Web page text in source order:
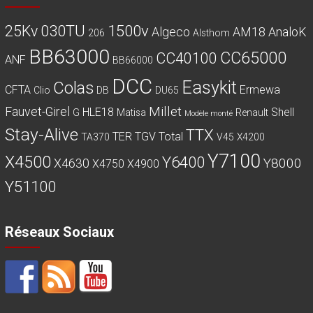
25Kv 030TU 206 1500v Algeco Alsthom AM18 AnaloK
ANF BB63000 BB66000 CC40100 CC65000
CFTA Clio Colas DB DCC DU65 Easykit Ermewa
Fauvet-Girel G HLE18 Matisa Millet Modèle monté Renault Shell
Stay-Alive TA370 TER TGV Total TTX V45 X4200
X4500 X4630 X4750 X4900 Y6400Y7100 Y8000
Y51100
Réseaux Sociaux